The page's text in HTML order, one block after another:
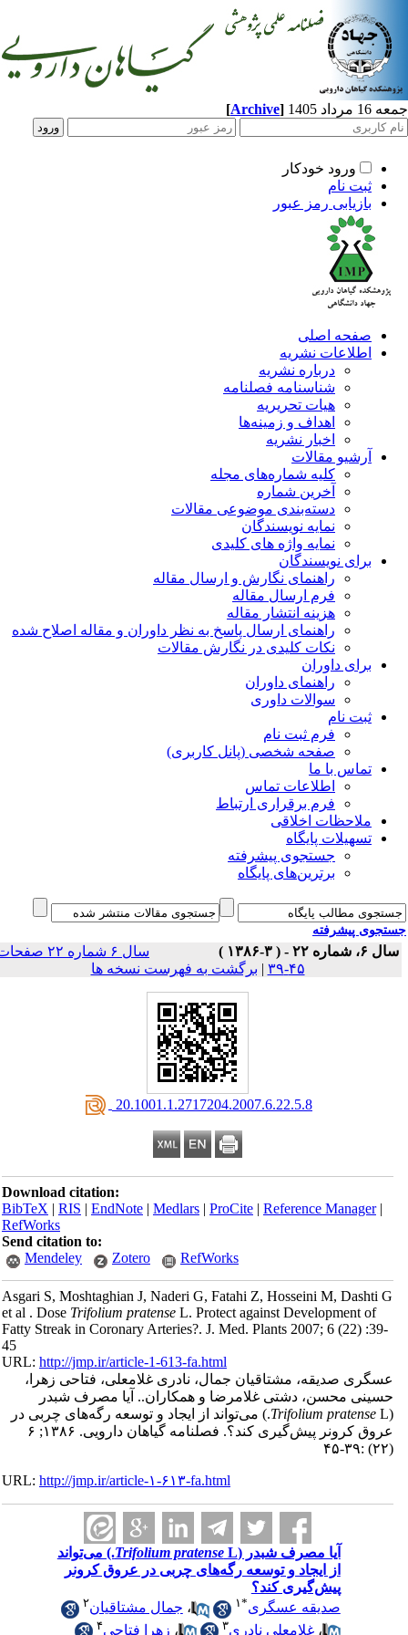
1405
[Archive]
ورود خودکار
ثبت نام
بازیابی رمز عبور
صفحه اصلی
اطلاعات نشریه
درباره نشریه
شناسنامه فصلنامه
هیات تحریریه
اهداف و زمینه‌ها
اخبار نشریه
آرشیو مقالات
کلیه شماره‌های مجله
آخرین شماره
دسته‌بندی موضوعی مقالات
نمایه نویسندگان
نمایه واژه های کلیدی
برای نویسندگان
راهنمای نگارش و ارسال مقاله
فرم ارسال مقاله
هزینه انتشار مقاله
راهنمای ارسال پاسخ به نظر داوران و مقاله اصلاح شده
نکات کلیدی در نگارش مقالات
برای داوران
راهنمای داوران
سوالات داوری
ثبت نام
فرم ثبت نام
صفحه شخصی (پانل کاربری)
تماس با ما
اطلاعات تماس
فرم برقراری ارتباط
ملاحظات اخلاقی
تسهیلات پایگاه
جستجوی پیشرفته
برترین‌های پایگاه
پیشرفته
۲۲ - ( ۳-۱۳۸۶ )
سال ۶ شماره ۲۲ صفحات
|برگشت به فهرست نسخه ها
‎ 20.1001.1.2717204.2007.6.22.5.8
Download citation:
BibTeX|RIS|EndNote|Medlars|ProCite|Reference Manager
RefWorks
Send citation to:
Mendeley
Zotero RefWorks
Asgari S, Moshtaghian J, Naderi G, Fatahi Z, Hosseini M, Dashti
et al . DoseTrifolium pratenseL. Protect against Development of
Fatty Streak in Coronary Arteries?. J. Med. Plants 2007; 6 (22)
URL:http://jmp.ir/article-1-613-fa.html
صدیقه، مشتاقیان جمال، نادری غلامعلی، فتاحی زهرا،
محسن، دشتی غلامرضا و همکاران.. آیا مصرف شبدر
Trifolium pratenseL.) می‌تواند از ایجاد و توسعه رگه‌های چربی در
عروق کرونر پیش‌گیری کند؟. فصلنامه گياهان دارویی. ۱۳۸۶; ۶
URL:http://jmp.ir/article-۱-۶۱۳-fa.html
آیا مصرف شبدر ( Trifolium pratenseL.) می‌تواند
از ایجاد و توسعه رگه‌های چربی در عروق کرونر
پیش‌گیری کند؟
صدیقه عسگری* ۱ ،جمال مشتاقیان۲
،غلامعلی نادری ،زهرا فتاحی